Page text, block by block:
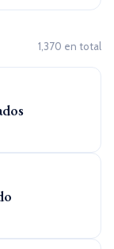
1,370 en total